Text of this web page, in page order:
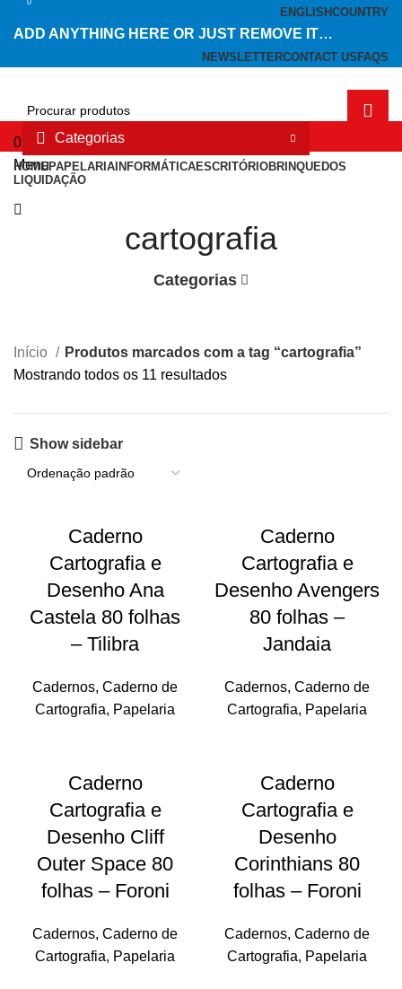
ENGLISHCOUNTRY
ADD ANYTHING HERE OR JUST REMOVE IT…
NEWSLETTERCONTACT US FAQS
0
Lista de desejos
Menu
0
Categorias
HOMEPAPELARIA INFORMÁTICAESCRITÓRIOBRINQUEDOS
LIQUIDAÇÃO
cartografia
Categorias
Início
Produtos marcados com a tag “cartografia”
Mostrando todos os 11 resultados
Show sidebar
Caderno
Cartografia e
Desenho Ana
Castela 80 folhas
– Tilibra
Cadernos, Caderno de
Cartografia, Papelaria
Caderno
Cartografia e
Desenho Avengers
80 folhas –
Jandaia
Cadernos, Caderno de
Cartografia, Papelaria
Caderno
Cartografia e
Desenho Cliff
Outer Space 80
folhas – Foroni
Cadernos, Caderno de
Cartografia, Papelaria
Caderno
Cartografia e
Desenho
Corinthians 80
folhas – Foroni
Cadernos, Caderno de
Cartografia, Papelaria